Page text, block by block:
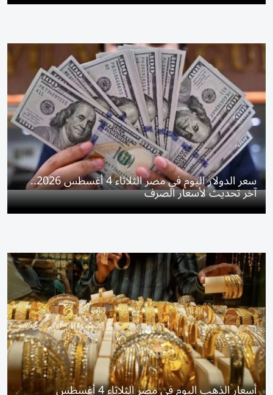
سعر الدولار اليوم في مصر الثلاثاء 4 أغسطس 2026..
آخر تحديث لأسعار الصرف
أسعار الذهب اليوم في مصر الثلاثاء 4 أغسطس